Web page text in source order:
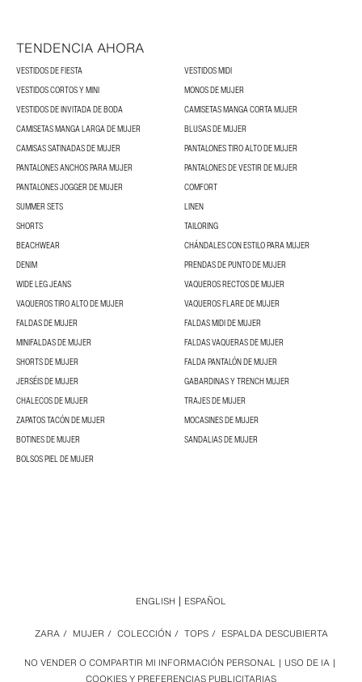
TENDENCIA AHORA
VESTIDOS DE FIESTA
VESTIDOS MIDI
VESTIDOS CORTOS Y MINI
MONOS DE MUJER
VESTIDOS DE INVITADA DE BODA
CAMISETAS MANGA CORTA MUJER
CAMISETAS MANGA LARGA DE MUJER
BLUSAS DE MUJER
CAMISAS SATINADAS DE MUJER
PANTALONES TIRO ALTO DE MUJER
PANTALONES ANCHOS PARA MUJER
PANTALONES DE VESTIR DE MUJER
PANTALONES JOGGER DE MUJER
COMFORT
SUMMER SETS
LINEN
SHORTS
TAILORING
BEACHWEAR
CHÁNDALES CON ESTILO PARA MUJER
DENIM
PRENDAS DE PUNTO DE MUJER
WIDE LEG JEANS
VAQUEROS RECTOS DE MUJER
VAQUEROS TIRO ALTO DE MUJER
VAQUEROS FLARE DE MUJER
FALDAS DE MUJER
FALDAS MIDI DE MUJER
MINIFALDAS DE MUJER
FALDAS VAQUERAS DE MUJER
SHORTS DE MUJER
FALDA PANTALÓN DE MUJER
JERSÉIS DE MUJER
GABARDINAS Y TRENCH MUJER
CHALECOS DE MUJER
TRAJES DE MUJER
ZAPATOS TACÓN DE MUJER
MOCASINES DE MUJER
BOTINES DE MUJER
SANDALIAS DE MUJER
BOLSOS PIEL DE MUJER
NO VENDER O COMPARTIR MI INFORMACIÓN PERSONAL
USO DE IA
COOKIES Y PREFERENCIAS PUBLICITARIAS
ZARA / MUJER / COLECCIÓN / TOPS / ESPALDA DESCUBIERTA
ENGLISH ESPAÑOL